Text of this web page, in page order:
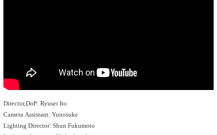
Director,DoP: Ryusei Ito
Camera Assistant: Yunosuke
Lighting Director: Shun Fukumoto